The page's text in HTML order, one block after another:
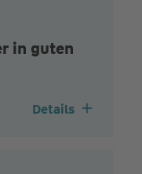
in guten
Details